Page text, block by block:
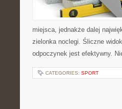
miejsca, jednakże dalej
zielonka noclegi. Śliczne
odpoczynek jest efektywny.
CATEGORIES: SPORT